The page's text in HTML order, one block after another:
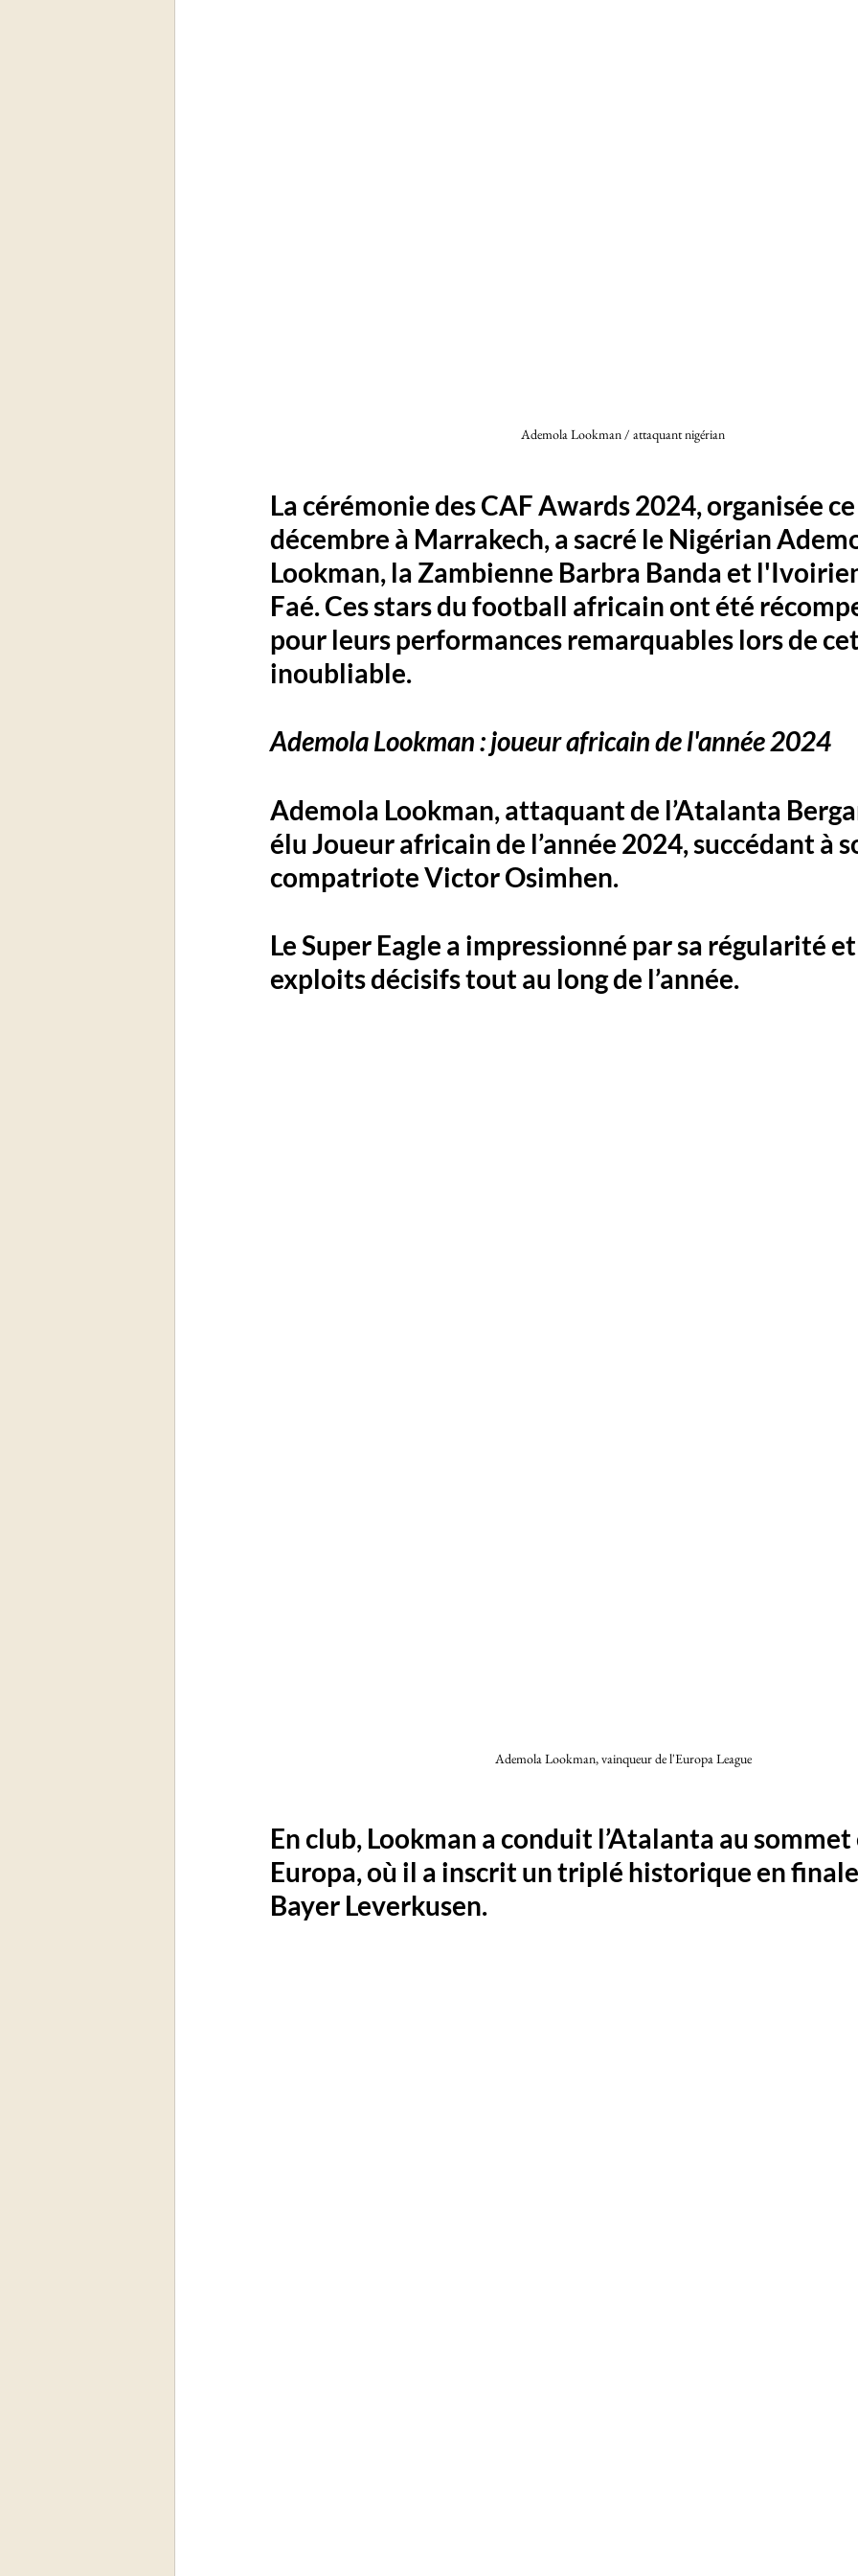
Ademola Lookman / attaquant nigérian
La cérémonie des CAF Awards 2024, organisée
décembre à Marrakech, a sacré le Nigérian
Lookman, la Zambienne Barbra Banda et
Faé. Ces stars du football africain ont été
pour leurs performances remarquables lors de
inoubliable.
Ademola Lookman : joueur africain de l'année 2024
Ademola Lookman, attaquant de l’Atalanta
élu Joueur africain de l’année 2024, succédant à
compatriote Victor Osimhen.
Le Super Eagle a impressionné par sa régularité
exploits décisifs tout au long de l’année.
Ademola Lookman, vainqueur de l'Europa League
En club, Lookman a conduit l’Atalanta au
Europa, où il a inscrit un triplé historique en
Bayer Leverkusen.